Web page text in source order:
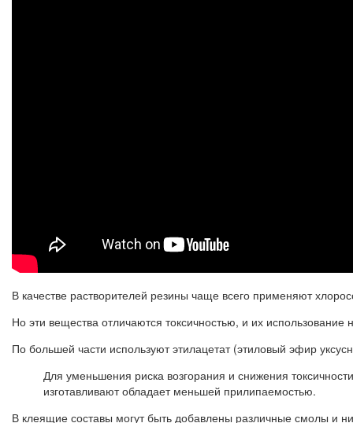
В качестве растворителей резины чаще всего применяют
Но эти вещества отличаются токсичностью, и их
По большей части используют этилацетат (этиловый эфир
Для уменьшения риска возгорания и снижения
изготавливают обладает меньшей прилипаемостью.
В клеящие составы могут быть добавлены различные смолы и